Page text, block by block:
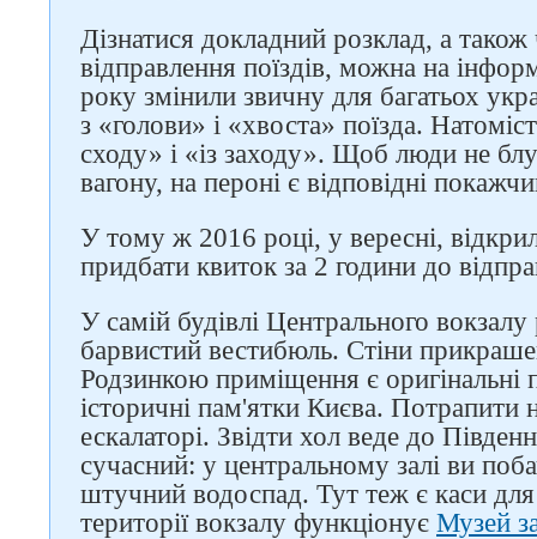
Дізнатися докладний розклад, а також
відправлення поїздів, можна на
року змінили звичну для багатьох
з «голови» і «хвоста» поїзда.
сходу» і «із заходу». Щоб люди не
вагону, на пероні є відповідні
У тому ж 2016 році, у вересні,
придбати квиток за 2 години до
У самій будівлі Центрального
барвистий вестибюль. Стіни
Родзинкою приміщення є оригінальні
історичні пам'ятки Києва.
ескалаторі. Звідти хол веде до
сучасний: у центральному залі ви
штучний водоспад. Тут теж є каси для
території вокзалу функціонує Музей